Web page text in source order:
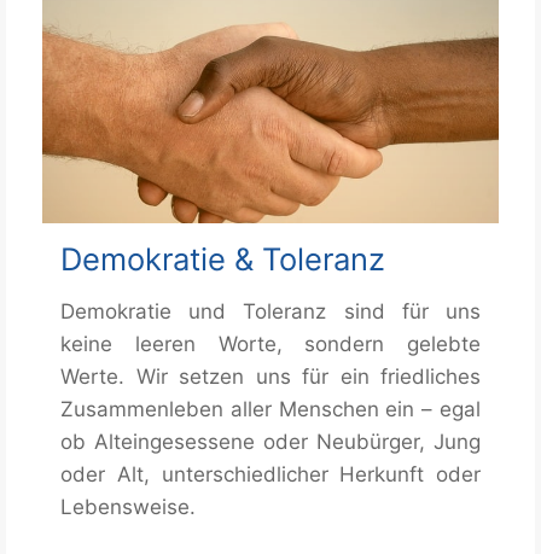
Demokratie & Toleranz
Demokratie und Toleranz sind für uns
keine leeren Worte, sondern gelebte
Werte. Wir setzen uns für ein friedliches
Zusammenleben aller Menschen ein – egal
ob Alteingesessene oder Neubürger, Jung
oder Alt, unterschiedlicher Herkunft oder
Lebensweise.